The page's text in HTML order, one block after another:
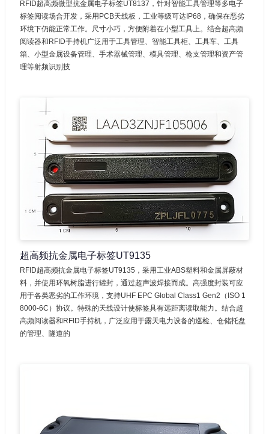
RFID超高频微型抗金属电子标签UT8137，针对智能工具管理等多电子
标签阅读场合开发，采用PCB天线板，工业等级可达IP68，确保在恶劣
环境下仍能正常工作。尺寸小巧，方便附着在小型工具上。结合超高频
阅读器和RFID手持机广泛用于工具管理、智能工具柜、工具车、工具
箱、小型金属设备管理、手术器械管理、模具管理、枪支管理和资产管
理等射频识别技
超高频抗金属电子标签UT9135
RFID超高频抗金属电子标签UT9135，采用工业ABS塑料和金属屏蔽材
料，并使用环氧树脂进行罐封，通过超声波焊接而成。高强度封装可应
用于各类恶劣的工作环境，支持UHF EPC Global Class1 Gen2（ISO 1
8000-6C）协议。特殊的天线设计使标签具有远距离读取能力。结合超
高频阅读器和RFID手持机，广泛应用于露天电力设备的巡检、仓储托盘
的管理、隧道的